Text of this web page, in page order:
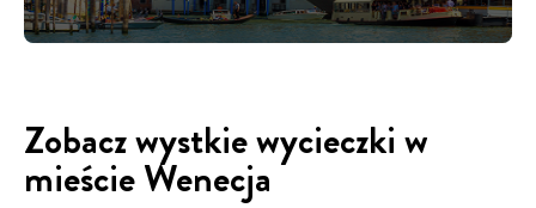
Zobacz wystkie wycieczki w
mieście Wenecja